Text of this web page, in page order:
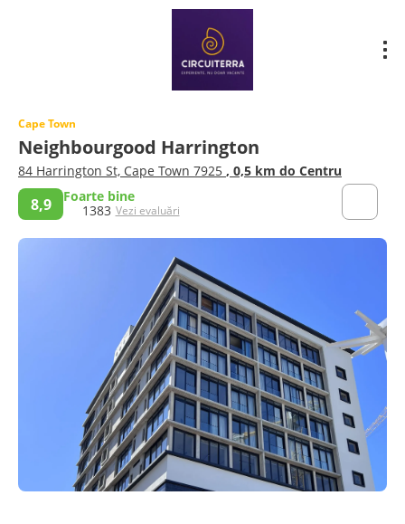
Cape Town
Neighbourgood Harrington
84 Harrington St, Cape Town 7925 , 0,5 km do Centru
8,9
Foarte bine
1383 Vezi evaluări